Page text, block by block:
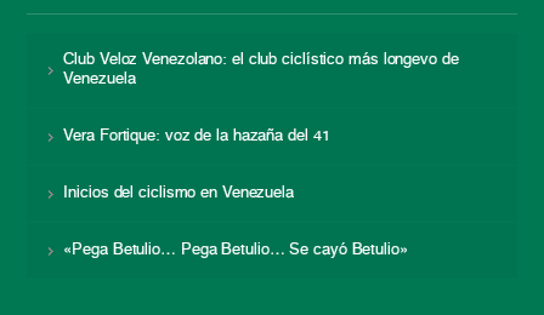
Club Veloz Venezolano: el club ciclístico más longevo de
Venezuela
Vera Fortique: voz de la hazaña del 41
Inicios del ciclismo en Venezuela
«Pega Betulio… Pega Betulio… Se cayó Betulio»